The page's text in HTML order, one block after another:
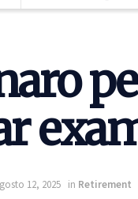
12, 2025 in Retirement